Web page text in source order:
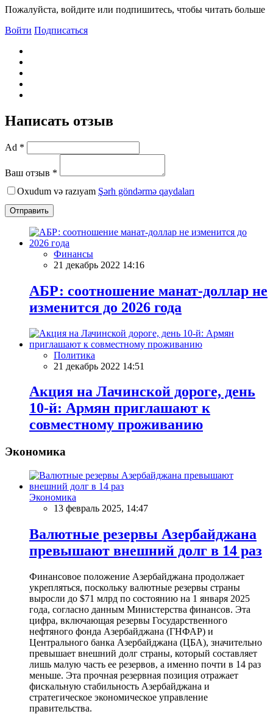
Пожалуйста, войдите или подпишитесь, чтобы читать больше
Войти Подписаться
Написать отзыв
Ad *
Ваш отзыв *
Oxudum və razıyam Şərh göndərmə qaydaları
Отправить
Финансы
21 декабрь 2022 14:16
AБР: соотношение манат-доллар не
изменится до 2026 года
Политика
21 декабрь 2022 14:51
Акция на Лачинской дороге, день
10-й: Армян приглашают к
совместному проживанию
Экономика
Экономика
13 февраль 2025, 14:47
Валютные резервы Азербайджана
превышают внешний долг в 14 раз
Финансовое положение Азербайджана продолжает
укрепляться, поскольку валютные резервы страны
выросли до $71 млрд по состоянию на 1 января 2025
года, согласно данным Министерства финансов. Эта
цифра, включающая резервы Государственного
нефтяного фонда Азербайджана (ГНФАР) и
Центрального банка Азербайджана (ЦБА), значительно
превышает внешний долг страны, который составляет
лишь малую часть ее резервов, а именно почти в 14 раз
меньше. Эта прочная резервная позиция отражает
фискальную стабильность Азербайджана и
стратегическое экономическое управление
правительства.